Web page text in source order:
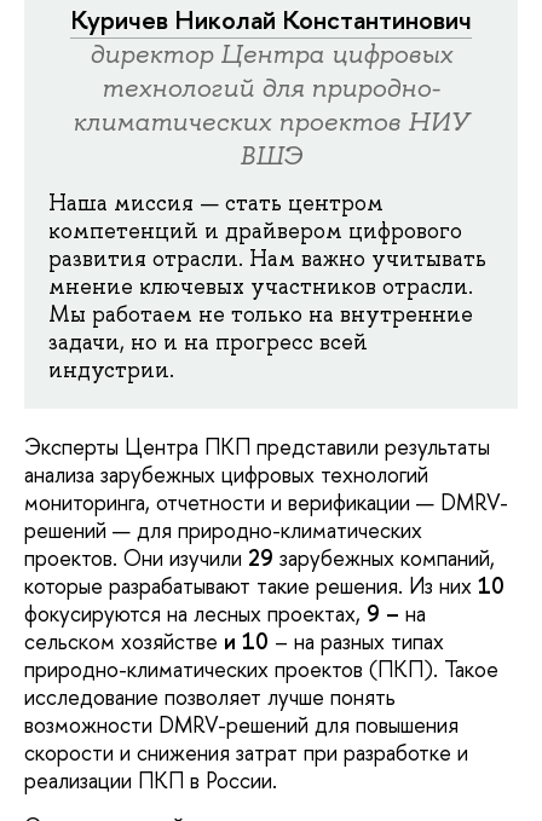
Куричев Николай Константинович
директор Центра цифровых
технологий для природно-
климатических проектов НИУ
ВШЭ
Наша миссия — стать центром
компетенций и драйвером цифрового
развития отрасли. Нам важно учитывать
мнение ключевых участников отрасли.
Мы работаем не только на внутренние
задачи, но и на прогресс всей
индустрии.
Эксперты Центра ПКП представили результаты
анализа зарубежных цифровых технологий
мониторинга, отчетности и верификации — DMRV-
решений — для природно-климатических
проектов. Они изучили 29 зарубежных компаний,
которые разрабатывают такие решения. Из них 10
фокусируются на лесных проектах, 9 – на
сельском хозяйстве и 10 – на разных типах
природно-климатических проектов (ПКП). Такое
исследование позволяет лучше понять
возможности DMRV-решений для повышения
скорости и снижения затрат при разработке и
реализации ПКП в России.